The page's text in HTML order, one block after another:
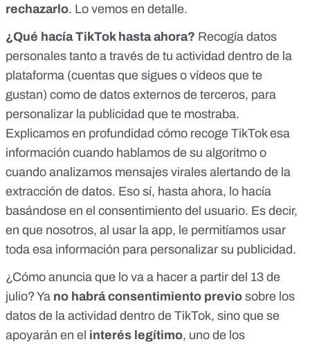
rechazarlo. Lo vemos en detalle.
¿Qué hacía TikTok hasta ahora? Recogía datos
personales tanto a través de tu actividad dentro de la
plataforma (cuentas que sigues o vídeos que te
gustan) como de datos externos de terceros, para
personalizar la publicidad que te mostraba.
Explicamos en profundidad cómo recoge TikTok esa
información cuando hablamos de su algoritmo o
cuando analizamos mensajes virales alertando de la
extracción de datos. Eso sí, hasta ahora, lo hacía
basándose en el consentimiento del usuario. Es decir,
en que nosotros, al usar la app, le permitíamos usar
toda esa información para personalizar su publicidad.
¿Cómo anuncia que lo va a hacer a partir del 13 de
julio? Ya no habrá consentimiento previo sobre los
datos de la actividad dentro de TikTok, sino que se
apoyarán en el interés legítimo, uno de los